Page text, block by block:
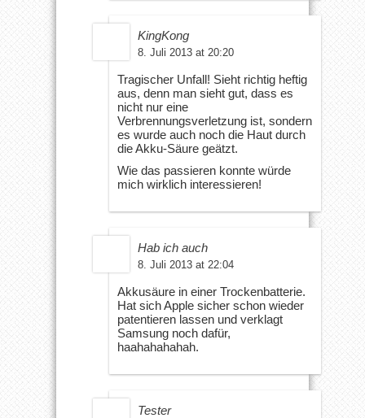
KingKong
8. Juli 2013 at 20:20
Tragischer Unfall! Sieht richtig heftig
aus, denn man sieht gut, dass es
nicht nur eine
Verbrennungsverletzung ist, sondern
es wurde auch noch die Haut durch
die Akku-Säure geätzt.
Wie das passieren konnte würde
mich wirklich interessieren!
Hab ich auch
8. Juli 2013 at 22:04
Akkusäure in einer Trockenbatterie.
Hat sich Apple sicher schon wieder
patentieren lassen und verklagt
Samsung noch dafür,
haahahahahah.
Tester